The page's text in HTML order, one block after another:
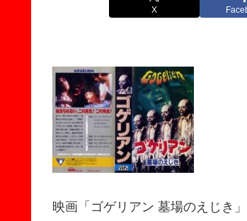
X
映画「ゴゲリアン 墓場のえじき